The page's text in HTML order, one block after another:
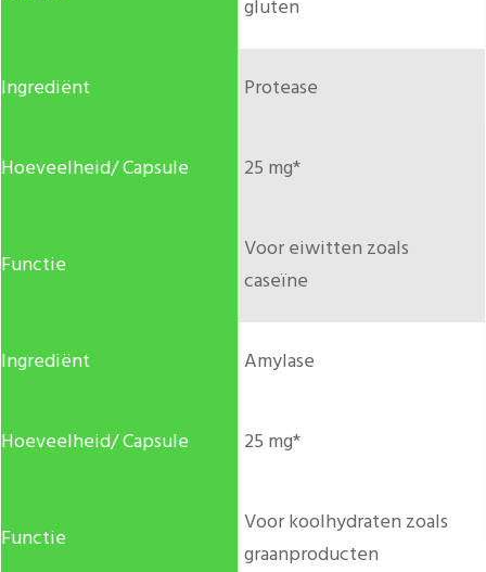
gluten
Protease
25 mg*
Voor eiwitten zoals
caseïne
Amylase
25 mg*
Voor koolhydraten zoals
graanproducten